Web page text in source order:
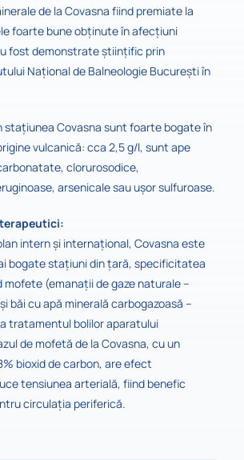
de la Covasna fiind premiate la
foarte bune obţinute în afecţiuni
fost demonstrate ştiinţific prin
Naţional de Balneologie Bucureşti în
stațiunea Covasna sunt foarte bogate în
vulcanică: cca 2,5 g/l, sunt ape
clorurosodice,
arsenicale sau uşor sulfuroase.
intern și internațional, Covasna este
bogate stațiuni din țară, specificitatea
(emanații de gaze naturale –
băi cu apă minerală carbogazoasă –
tratamentul bolilor aparatului
de mofetă de la Covasna, cu un
bioxid de carbon, are efect
tensiunea arterială, fiind benefic
circulația periferică.